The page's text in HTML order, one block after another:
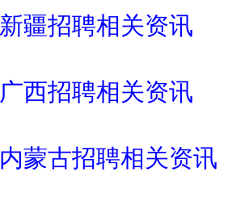
新疆招聘相关资讯
广西招聘相关资讯
内蒙古招聘相关资讯